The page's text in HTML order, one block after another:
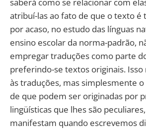
atribuí-las ao fato de que o texto é
por acaso, no estudo das línguas
ensino escolar da norma-padrão,
empregar traduções como parte
preferindo-se textos originais.
às traduções, mas simplesmente
de que podem ser originadas por
lingüísticas que lhes são
manifestam quando escrevemos